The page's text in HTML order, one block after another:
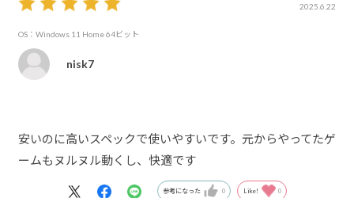
2025.6.22
OS：Windows 11 Home 64ビット
nisk7
安いのに高いスペックで使いやすいです。元からやってたゲ
ームもヌルヌル動くし、快適です
参考になった 0 Like! 0